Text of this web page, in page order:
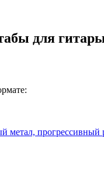
для
метал, прогрессивный